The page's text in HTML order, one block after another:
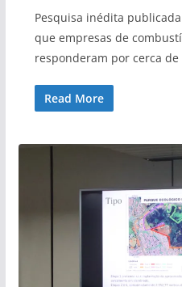
Pesquisa inédita
que empresas de
responderam por cerca de
Read More